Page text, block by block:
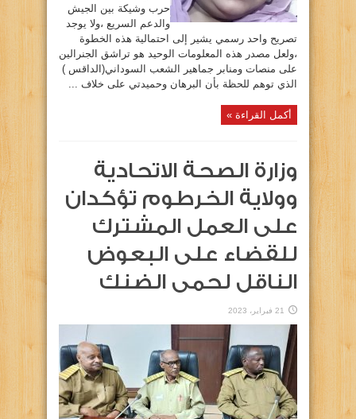
حرب وشيكة بين الجيش
والدعم السريع ،ولا يوجد
تصريح واحد رسمي يشير إلى احتمالية هذه الخطوة
،ولعل مصدر هذه المعلومات الوحيد هو تراشق الجنرالين
على منصات ومنابر جماهير الشعب السوداني(الداقس )
الذي توهم للحظة بأن البرهان وحميدتي على خلاف ...
أكمل القراءة »
وزارة الصحة الاتحادية
وولاية الخرطوم تؤكدان
على العمل المشترك
للقضاء على البعوض
الناقل لحمى الضنك
21 فبراير، 2023